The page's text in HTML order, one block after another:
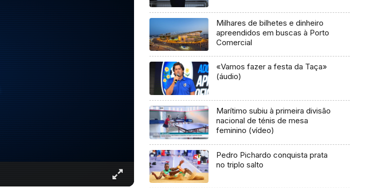
Milhares de bilhetes e dinheiro
apreendidos em buscas à Porto
Comercial
«Vamos fazer a festa da Taça»
(áudio)
Marítimo subiu à primeira divisão
nacional de ténis de mesa
feminino (vídeo)
Pedro Pichardo conquista prata
no triplo salto